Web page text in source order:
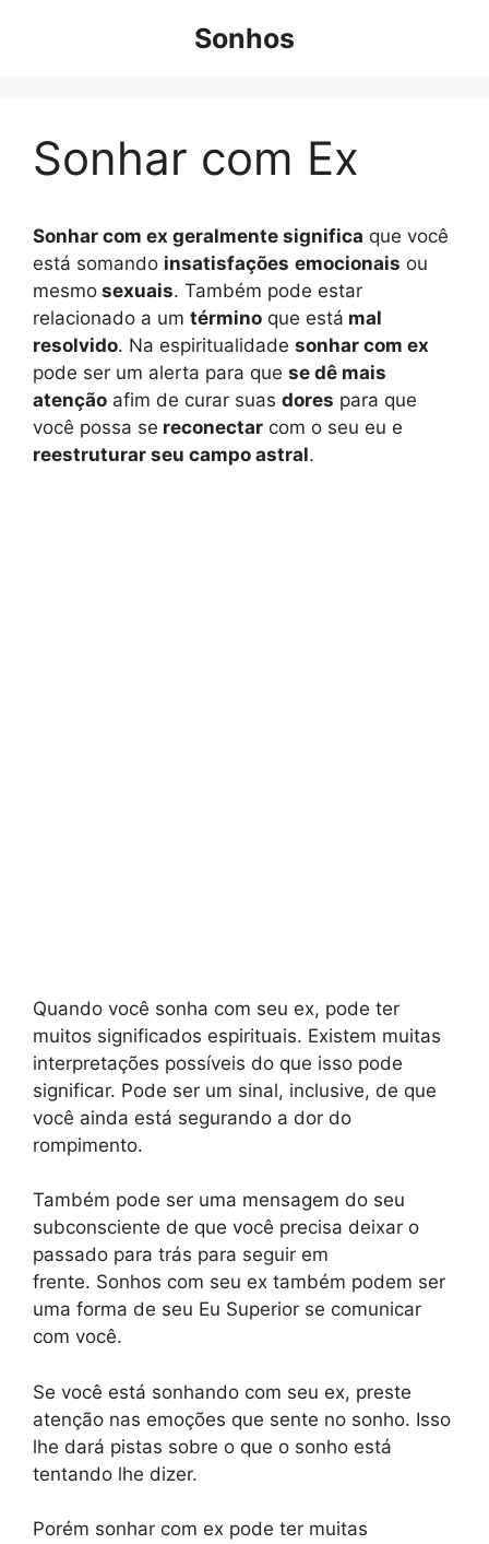
Sonhos
Sonhar com Ex
Sonhar com ex geralmente significa que você
está somando insatisfações emocionais ou
mesmo sexuais. Também pode estar
relacionado a um término que está mal
resolvido. Na espiritualidade sonhar com ex
pode ser um alerta para que se dê mais
atenção afim de curar suas dores para que
você possa se reconectar com o seu eu e
reestruturar seu campo astral.
Quando você sonha com seu ex, pode ter
muitos significados espirituais. Existem muitas
interpretações possíveis do que isso pode
significar. Pode ser um sinal, inclusive, de que
você ainda está segurando a dor do
rompimento.
Também pode ser uma mensagem do seu
subconsciente de que você precisa deixar o
passado para trás para seguir em
frente. Sonhos com seu ex também podem ser
uma forma de seu Eu Superior se comunicar
com você.
Se você está sonhando com seu ex, preste
atenção nas emoções que sente no sonho. Isso
lhe dará pistas sobre o que o sonho está
tentando lhe dizer.
Porém sonhar com ex pode ter muitas